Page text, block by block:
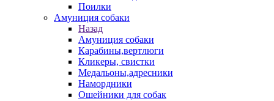
Поилки
Амуниция собаки
Назад
Амуниция собаки
Карабины,вертлюги
Кликеры, свистки
Медальоны,адресники
Намордники
Ошейники для собак